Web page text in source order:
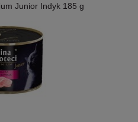
Junior Indyk 185 g